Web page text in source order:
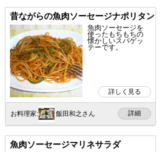
昔ながらの魚肉ソーセージナポリタン
魚肉ソーセージを
使ったもちもちの
懐かしいスパゲッ
テーです。
詳しく見る
お料理家: 飯田和之さん 詳細
魚肉ソーセージマリネサラダ